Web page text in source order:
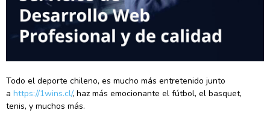
Todo el deporte chileno, es mucho más entretenido junto
a https://1wins.cl/, haz más emocionante el fútbol, el basquet,
tenis, y muchos más.